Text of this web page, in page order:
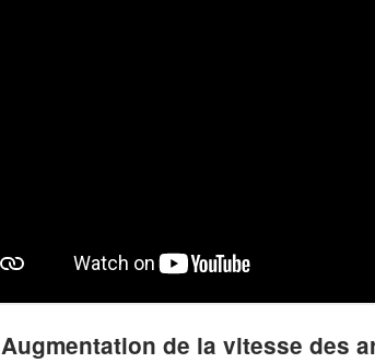
Augmentation de la vitesse des